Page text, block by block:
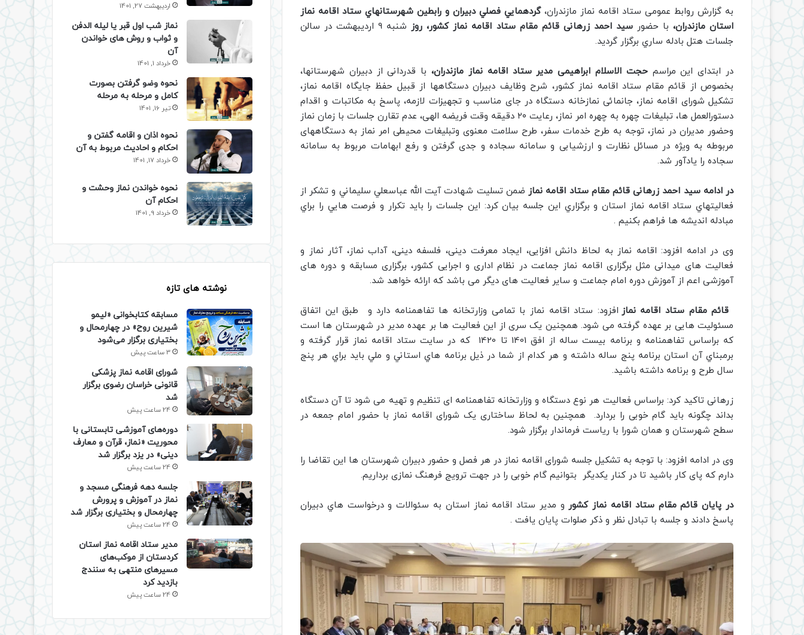
به گزارش روابط عمومی ستاد اقامه نماز مازندران،گردهمايي فصلي دبيران و رابطین شهرستانهاي ستاد اقامه نماز
استان مازندران، با حضورسید احمد زرهانی قائم مقام ستاد اقامه نماز کشور، روز
شنبه 9 ارديبهشت در سالن
جلسات هتل بادله ساري برگزار گرديد.
در ابتدای این مراسمحجت الاسلام ابراهیمی مدیر ستاد اقامه نماز مازندران،با قدردانی از دبیران شهرستانها،
بخصوص از قائم مقام ستاد اقامه نماز كشور، شرح وظایف دبیران دستگاهها از قبیل حفظ جایگاه اقامه نماز،
تشکیل شورای اقامه نماز، جانمائی نمازخانه دستگاه در جای مناسب و تجهیزات لازمه، پاسخ به مکاتبات و اقدام
دستورالعمل ها، تبلیغات چهره به چهره امر نماز، رعایت ۲۰ دقیقه وقت فریضه الهی، عدم تقارن جلسات با زمان نماز
وحضور مدیران در نماز، توجه به طرح خدمات سفر، طرح سلامت معنوی وتبلیغات محیطی امر نماز به دستگاههای
مربوطه به ویژه در مسائل نظارت و ارزشیابی و سامانه سجاده و جدی گرفتن و رفع ابهامات مربوط به سامانه
سجاده را يادآور شد.
در ادامه سید احمد زرهانی قائم مقام ستاد اقامه نماز ضمن تسليت شهادت آيت الله عباسعلي سليماني و تشکر از
فعالیتهاي ستاد اقامه نماز استان و برگزاري اين جلسه بيان كرد: اين جلسات را بايد تكرار و فرصت هايي را براي
مبادله انديشه ها فراهم بكنيم .
وی در ادامه افزود: اقامه نماز به لحاظ دانش افزایی، ایجاد معرفت دینی، فلسفه دینی، آداب نماز، آثار نماز و
فعالیت های میدانی مثل برگزاری اقامه نماز جماعت در نظام اداری و اجرایی کشور، برگزاری مسابقه و دوره های
آموزشی اعم از آموزش دوره امام جماعت و سایر فعالیت های دیگر می باشد که ارائه خواهد شد.
قائم مقام ستاد اقامه نماز افزود: ستاد اقامه نماز با تمامی وزارتخانه ها تفاهمنامه دارد و طبق این اتفاق
مسئولیت هایی بر عهده گرفته می شود. همچنین یک سری از این فعالیت ها بر عهده مدیر در شهرستان ها است
که براساس تفاهمنامه و برنامه بيست ساله از افق 1401 تا 1420 که در سایت ستاد اقامه نماز قرار گرفته و
برمبناي آن استان برنامه پنج ساله داشته و هر كدام از شما در ذيل برنامه هاي استاني و ملي بايد براي هر پنج
سال طرح و برنامه داشته باشيد.
زرهانی تاکید کرد: براساس فعالیت هر نوع دستگاه و وزارتخانه تفاهمنامه ای تنظیم و تهیه می شود تا آن دستگاه
بداند چگونه باید گام خوبی را بردارد. همچنین به لحاظ ساختاری یک شورای اقامه نماز با حضور امام جمعه در
سطح شهرستان و همان شورا با ریاست فرماندار برگزار شود.
وی در ادامه افزود: با توجه به تشکیل جلسه شورای اقامه نماز در هر فصل و حضور دبیران شهرستان ها این تقاضا را
دارم که پای کار باشید تا در کنار یکدیگر بتوانیم گام خوبی را در جهت ترویج فرهنگ نمازی برداریم.
در پایان قائم مقام ستاد اقامه نماز كشور و مدير ستاد اقامه نماز استان به سئوالات و درخواست هاي دبيران
پاسخ دادند و جلسه با تبادل نظر و ذكر صلوات پايان يافت .
اردیبهشت 27, 1401
نماز شب اول قبر یا لیله الدفن
و ثواب و روش های خواندن
آن
خرداد 1, 1401
نحوه وضو گرفتن بصورت
کامل و مرحله به مرحله
تیر 16, 1401
نحوه اذان و اقامه گفتن و
احکام و احادیث مربوط به آن
خرداد 17, 1401
نحوه خواندن نماز وحشت و
احکام آن
خرداد 9, 1401
نوشته های تازه
مسابقه کتابخوانی «لیمو
شیرین روح» در چهارمحال و
بختیاری برگزار می‌شود
3 ساعت پیش
شورای اقامه نماز پزشکی
قانونی خراسان رضوی برگزار
شد
24 ساعت پیش
دوره‌های آموزشی تابستانی با
محوریت «نماز، قرآن و معارف
دینی» در یزد برگزار شد
24 ساعت پیش
جلسه دهه فرهنگی مسجد و
نماز در آموزش و پرورش
چهارمحال و بختیاری برگزار شد
24 ساعت پیش
مدیر ستاد اقامه نماز استان
کردستان از موکب‌های
مسیرهای منتهی به سنندج
بازدید کرد
24 ساعت پیش